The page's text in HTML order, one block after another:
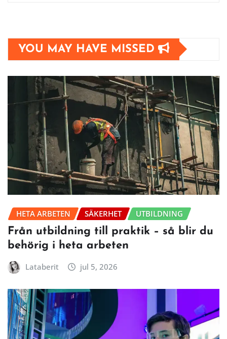
YOU MAY HAVE MISSED
HETA ARBETEN SÄKERHET UTBILDNING
Från utbildning till praktik – så blir du
behörig i heta arbeten
Lataberit jul 5, 2026